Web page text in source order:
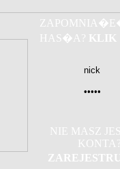
HAS�A? KLIK
NIE MASZ
KONTA?